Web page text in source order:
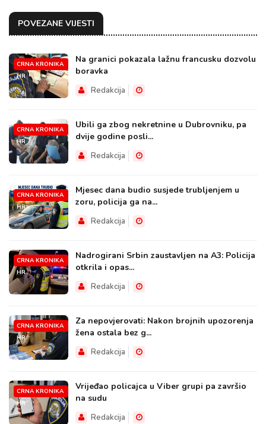
POVEZANE VIJESTI
CRNA KRONIKA
HR
Na granici pokazala lažnu francusku dozvolu
boravka
Redakcija
CRNA KRONIKA
HR
Ubili ga zbog nekretnine u Dubrovniku, pa
dvije godine posli...
Redakcija
CRNA KRONIKA
HR
Mjesec dana budio susjede trubljenjem u
zoru, policija ga na...
Redakcija
CRNA KRONIKA
HR
Nadrogirani Srbin zaustavljen na A3: Policija
otkrila i opas...
Redakcija
CRNA KRONIKA
HR
Za nepovjerovati: Nakon brojnih upozorenja
žena ostala bez g...
Redakcija
CRNA KRONIKA
HR
Vrijeđao policajca u Viber grupi pa završio
na sudu
Redakcija